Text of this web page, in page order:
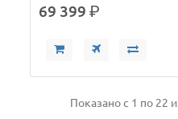
69 399р.
Показано с 1 по 22